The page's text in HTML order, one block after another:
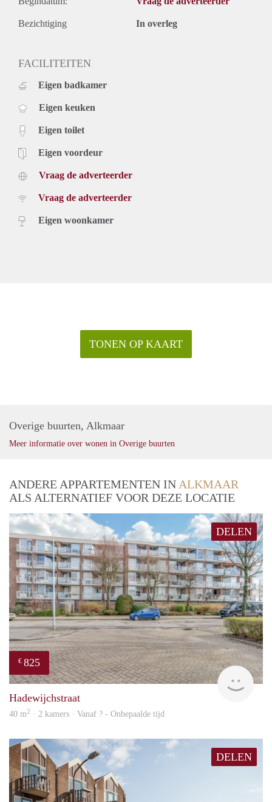
Bezichtiging In overleg
FACILITEITEN
Eigen badkamer
Eigen keuken
Eigen toilet
Eigen voordeur
Vraag de adverteerder
Vraag de adverteerder
Eigen woonkamer
TONEN OP KAART
Overige buurten, Alkmaar
Meer informatie over wonen in Overige buurten
ANDERE APPARTEMENTEN IN ALKMAAR
ALS ALTERNATIEF VOOR DEZE LOCATIE
DELEN
€ 825
Hadewijchstraat
40 m2 · 2 kamers · Vanaf ? - Onbepaalde tijd
DELEN